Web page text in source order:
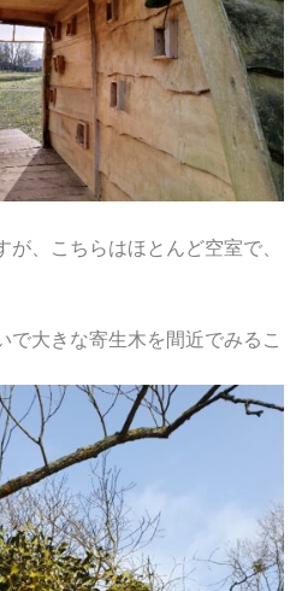
、こちらはほとんど空室で、
で大きな寄生木を間近でみるこ